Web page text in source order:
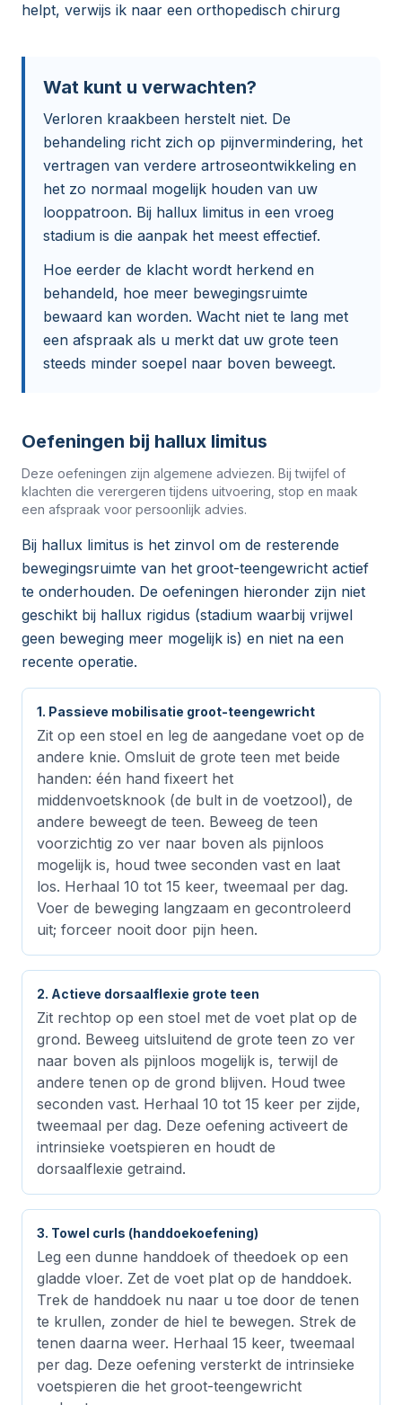
helpt, verwijs ik naar een orthopedisch chirurg
Wat kunt u verwachten?
Verloren kraakbeen herstelt niet. De
behandeling richt zich op pijnvermindering, het
vertragen van verdere artroseontwikkeling en
het zo normaal mogelijk houden van uw
looppatroon. Bij hallux limitus in een vroeg
stadium is die aanpak het meest effectief.
Hoe eerder de klacht wordt herkend en
behandeld, hoe meer bewegingsruimte
bewaard kan worden. Wacht niet te lang met
een afspraak als u merkt dat uw grote teen
steeds minder soepel naar boven beweegt.
Oefeningen bij hallux limitus
Deze oefeningen zijn algemene adviezen. Bij twijfel of
klachten die verergeren tijdens uitvoering, stop en maak
een afspraak voor persoonlijk advies.
Bij hallux limitus is het zinvol om de resterende
bewegingsruimte van het groot-teengewricht actief
te onderhouden. De oefeningen hieronder zijn niet
geschikt bij hallux rigidus (stadium waarbij vrijwel
geen beweging meer mogelijk is) en niet na een
recente operatie.
1. Passieve mobilisatie groot-teengewricht
Zit op een stoel en leg de aangedane voet op de
andere knie. Omsluit de grote teen met beide
handen: één hand fixeert het
middenvoetsknook (de bult in de voetzool), de
andere beweegt de teen. Beweeg de teen
voorzichtig zo ver naar boven als pijnloos
mogelijk is, houd twee seconden vast en laat
los. Herhaal 10 tot 15 keer, tweemaal per dag.
Voer de beweging langzaam en gecontroleerd
uit; forceer nooit door pijn heen.
2. Actieve dorsaalflexie grote teen
Zit rechtop op een stoel met de voet plat op de
grond. Beweeg uitsluitend de grote teen zo ver
naar boven als pijnloos mogelijk is, terwijl de
andere tenen op de grond blijven. Houd twee
seconden vast. Herhaal 10 tot 15 keer per zijde,
tweemaal per dag. Deze oefening activeert de
intrinsieke voetspieren en houdt de
dorsaalflexie getraind.
3. Towel curls (handdoekoefening)
Leg een dunne handdoek of theedoek op een
gladde vloer. Zet de voet plat op de handdoek.
Trek de handdoek nu naar u toe door de tenen
te krullen, zonder de hiel te bewegen. Strek de
tenen daarna weer. Herhaal 15 keer, tweemaal
per dag. Deze oefening versterkt de intrinsieke
voetspieren die het groot-teengewricht